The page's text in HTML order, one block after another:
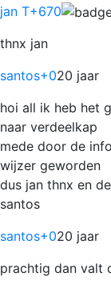
jan T+670
thnx jan
santos+020 jaar
hoi all ik heb het
naar verdeelkap
mede door de
wijzer geworden
dus jan thnx en
santos
santos+020 jaar
prachtig dan valt